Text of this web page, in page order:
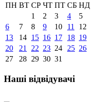
ПН ВТ СР ЧТ ПТ СБ НД
1
2 3 4
5
6
7 8 9 10 11
12
13
14 15 16 17 18 19
20
21 22 23 24 25 26
27
28 29 30 31
Наші відвідувачі